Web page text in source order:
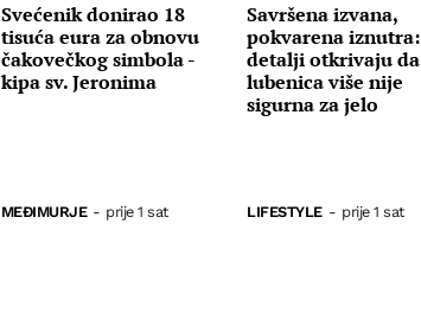
Svećenik donirao 18
tisuća eura za obnovu
čakovečkog simbola -
kipa sv. Jeronima
MEĐIMURJE - prije 1 sat
Savršena izvana,
pokvarena
detalji otkrivaju da
lubenica više nije
sigurna za jelo
LIFESTYLE - prije 1 sat